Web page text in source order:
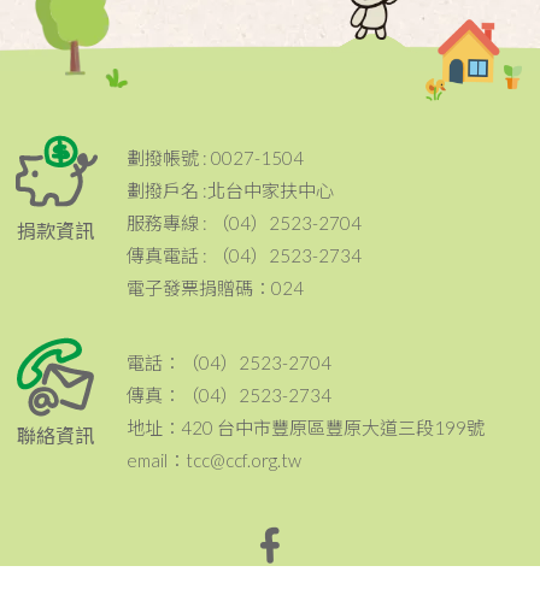
捐款資訊
劃撥帳號 : 0027-1504
劃撥戶名 :北台中家扶中心
服務專線 : （04）2523-2704
傳真電話 : （04）2523-2734
電子發票捐贈碼：024
聯絡資訊
電話：（04）2523-2704
傳真：（04）2523-2734
地址：420 台中市豐原區豐原大道三段199號
email：tcc@ccf.org.tw